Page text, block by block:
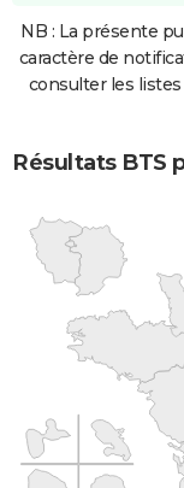
NB : La présente
caractère de
consulter les
Résultats BTS